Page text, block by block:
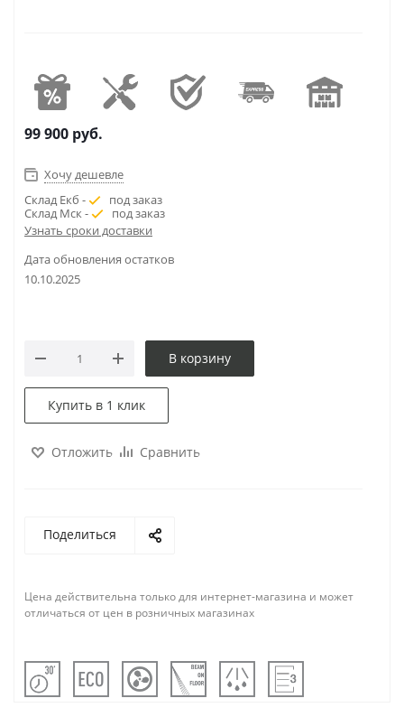
99 900 руб.
Хочу дешевле
Склад Екб -
под заказ
Склад Мск -
под заказ
Узнать сроки доставки
Дата обновления остатков
10.10.2025
В корзину
Купить в 1 клик
Отложить Сравнить
Поделиться
Цена действительна только для интернет-магазина и может
отличаться от цен в розничных магазинах